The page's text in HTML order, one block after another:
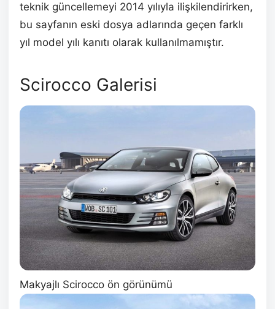
teknik güncellemeyi 2014 yılıyla ilişkilendirirken,
bu sayfanın eski dosya adlarında geçen farklı
yıl model yılı kanıtı olarak kullanılmamıştır.
Scirocco Galerisi
Makyajlı Scirocco ön görünümü